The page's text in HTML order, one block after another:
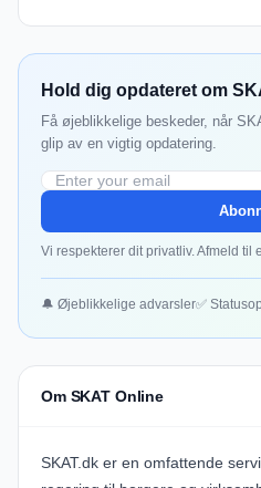
Hold dig opdateret om
Få øjeblikkelige beskeder, når
glip av en vigtig opdatering.
Vi respekterer dit privatliv. Afmeld til
🔔 Øjeblikkelige advarsler✅
Om SKAT Online
SKAT.dk er en omfattende